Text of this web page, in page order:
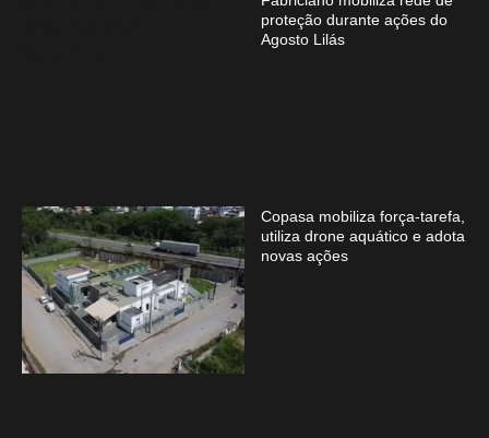
proteção durante ações do
Agosto Lilás
Copasa mobiliza força-tarefa,
utiliza drone aquático e adota
novas ações